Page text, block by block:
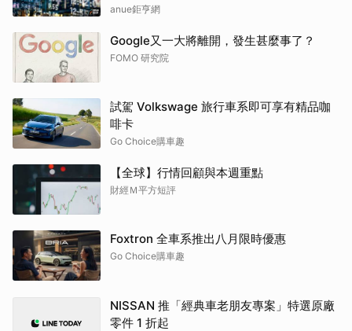
anue鉅亨網
Google又一大將離開，發生甚麼事了？
FOMO 研究院
試駕 Volkswage 旅行車系即可享有精品咖
啡卡
Go Choice購車趣
【全球】行情回顧與本週重點
財經Ｍ平方短評
Foxtron 全車系推出八月限時優惠
Go Choice購車趣
NISSAN 推「經典車老朋友專案」特選原廠
零件 1 折起